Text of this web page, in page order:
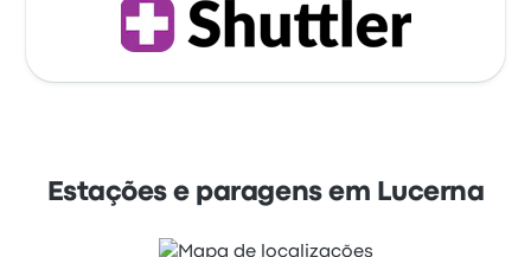
Estações e paragens em Lucerna